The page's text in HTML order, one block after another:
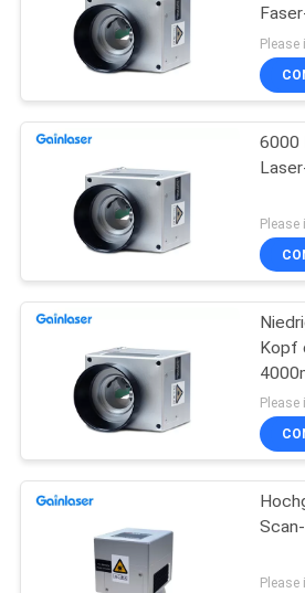
TRETEN
SIE
VERBINDUNG
FORDERN
ZITAT
SITEMAP
6000
Kopf